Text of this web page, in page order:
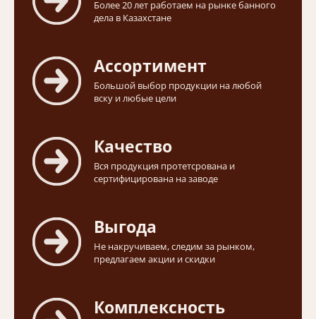
Более 20 лет работаем на рынке банного
дела в Казахстане
Ассортимент
Большой выбор продукции на любой
вску и любые цели
Качество
Вся продукция протетсрована и
сертифицирована на заводе
Выгода
Не накручиваем, следим за рынком,
предлагаем акции и скидки
Комплексность